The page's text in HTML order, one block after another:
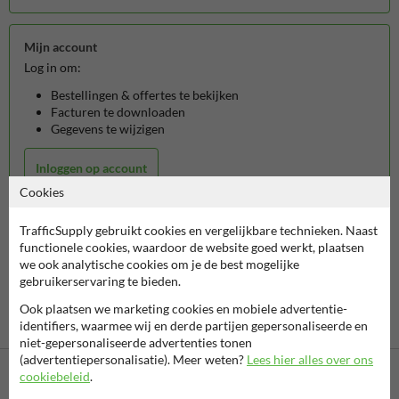
Mijn account
Log in om:
Bestellingen & offertes te bekijken
Facturen te downloaden
Gegevens te wijzigen
Inloggen op account
bestelnummer + e-mailadres.
Bestelstatus controleren
Cookies
TrafficSupply gebruikt cookies en vergelijkbare technieken. Naast
functionele cookies, waardoor de website goed werkt, plaatsen
we ook analytische cookies om je de best mogelijke
gebruikerservaring te bieden.
Ook plaatsen we marketing cookies en mobiele advertentie-
identifiers, waarmee wij en derde partijen gepersonaliseerde en
niet-gepersonaliseerde advertenties tonen
(advertentiepersonalisatie). Meer weten? Lees hier alles over ons
cookiebeleid.